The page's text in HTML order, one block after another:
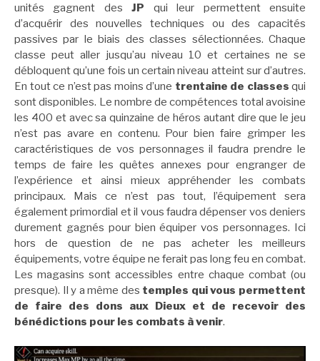
unités gagnent desJP qui leur permettent ensuite
d’acquérir des nouvelles techniques ou des capacités
passives par le biais des classes sélectionnées. Chaque
classe peut aller jusqu’au niveau 10 et certaines ne se
débloquent qu’une fois un certain niveau atteint sur d’autres.
En tout ce n’est pas moins d’une trentaine de classes qui
sont disponibles. Le nombre de compétences total avoisine
les 400 et avec sa quinzaine de héros autant dire que le jeu
n’est pas avare en contenu. Pour bien faire grimper les
caractéristiques de vos personnages il faudra prendre le
temps de faire les quêtes annexes pour engranger de
l’expérience et ainsi mieux appréhender les combats
principaux. Mais ce n’est pas tout, l’équipement sera
également primordial et il vous faudra dépenser vos deniers
durement gagnés pour bien équiper vos personnages. Ici
hors de question de ne pas acheter les meilleurs
équipements, votre équipe ne ferait pas long feu en combat.
Les magasins sont accessibles entre chaque combat (ou
presque). Il y a même des temples qui vous permettent
de faire des dons aux Dieux et de recevoir des
bénédictions pour les combats à venir.